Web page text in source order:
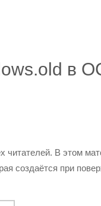
в
читателей. В этом
создаётся при